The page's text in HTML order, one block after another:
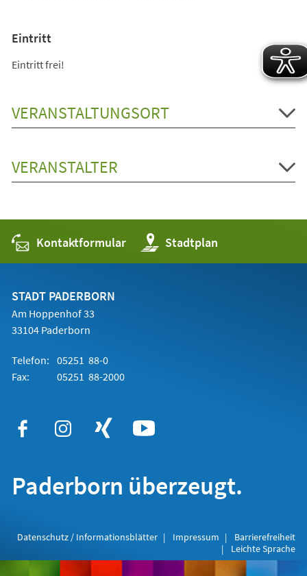
Eintritt
Eintritt frei!
VERANSTALTUNGSORT
VERANSTALTER
Kontaktformular Stadtplan
(Öffnet
in
einem
STADT PADERBORN
Am Hoppenhof 33
33104 Paderborn
Telefon: 05251 88-0
Fax:
05251 88-2000
Paderborn überzeugt.
Datenschutz / Informationsblätter Impressum
Barrierefreiheit
Leichte Sprache